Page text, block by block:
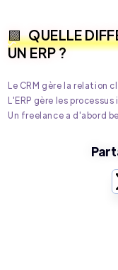
QUELLE
UN ERP ?
Le CRM gère la relation
L'ERP gère les
Un freelance a d'abord